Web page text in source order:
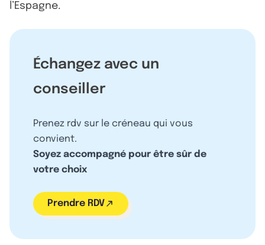
l’Espagne.
Échangez avec un
conseiller
Prenez rdv sur le créneau qui vous
convient.
Soyez accompagné pour être sûr de
votre choix
Prendre RDV